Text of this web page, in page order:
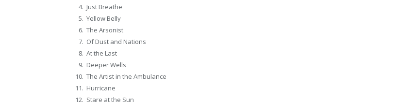
Just Breathe
Yellow Belly
The Arsonist
Of Dust and Nations
At the Last
Deeper Wells
The Artist in the Ambulance
Hurricane
Stare at the Sun